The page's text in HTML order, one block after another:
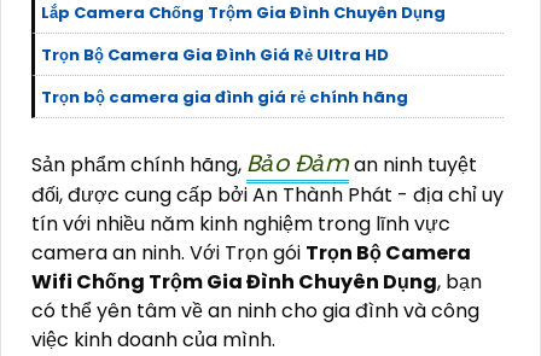
Lắp Camera Chống Trộm Gia Đình Chuyên Dụng
Trọn Bộ Camera Gia Đình Giá Rẻ Ultra HD
Trọn bộ camera gia đình giá rẻ chính hãng
Sản phẩm chính hãng, Bảo Đảman ninh tuyệt
đối, được cung cấp bởi An Thành Phát - địa chỉ uy
tín với nhiều năm kinh nghiệm trong lĩnh vực
camera an ninh. Với Trọn gói Trọn Bộ Camera
Wifi Chống Trộm Gia Đình Chuyên Dụng, bạn
có thể yên tâm về an ninh cho gia đình và công
việc kinh doanh của mình.